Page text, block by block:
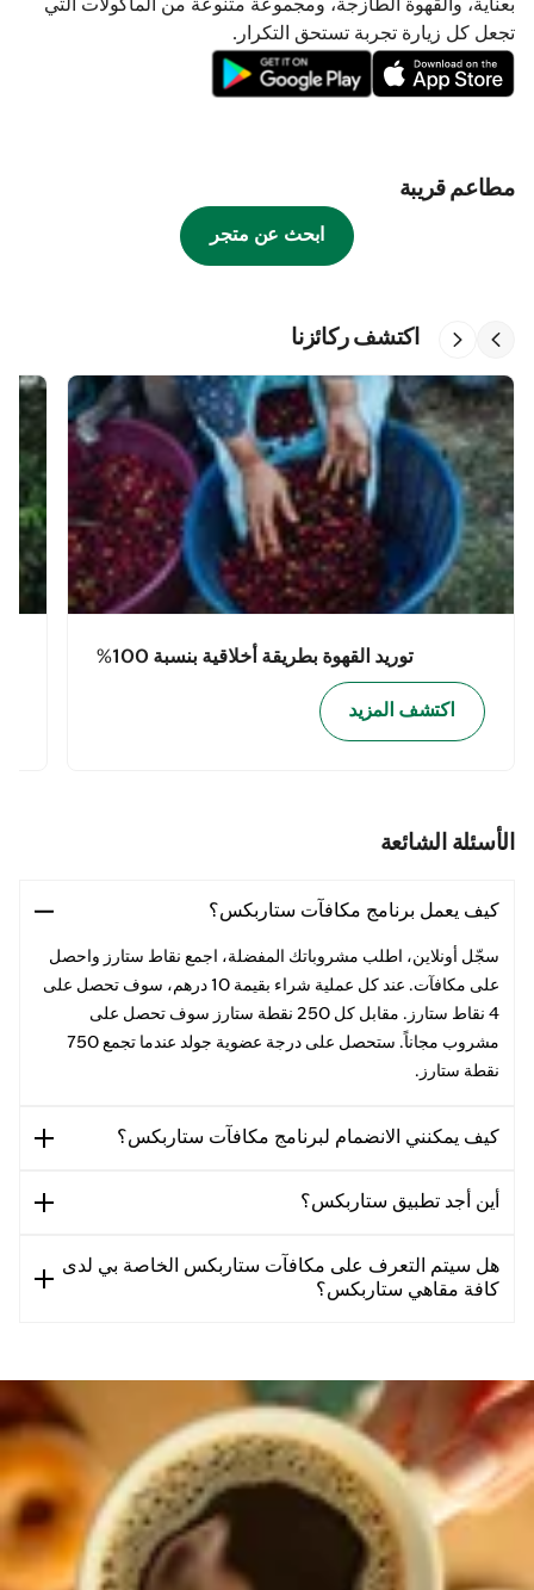
بعناية، والقهوة الطازجة، ومجموعة متنوعة من المأكولات التي
تجعل كل زيارة تجربة تستحق التكرار.
مطاعم قريبة
ابحث عن متجر
اكتشف ركائزنا
توريد القهوة بطريقة أخلاقية بنسبة 100%
اكتشف المزيد
الأسئلة الشائعة
كيف يعمل برنامج مكافآت ستاربكس؟
سجّل أونلاين، اطلب مشروباتك المفضلة، اجمع نقاط ستارز واحصل
على مكافآت. عند كل عملية شراء بقيمة 10 درهم، سوف تحصل على
4 نقاط ستارز. مقابل كل 250 نقطة ستارز سوف تحصل على
مشروب مجاناً. ستحصل على درجة عضوية جولد عندما تجمع 750
نقطة ستارز.
كيف يمكنني الانضمام لبرنامج مكافآت ستاربكس؟
أين أجد تطبيق ستاربكس؟
هل سيتم التعرف على مكافآت ستاربكس الخاصة بي لدى
كافة مقاهي ستاربكس؟